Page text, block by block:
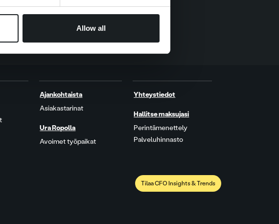
Allow all
Ajankohtaista
Asiakastarinat
Ura Ropolla
Avoimet työpaikat
Yhteystiedot
Hallitse maksujasi
Perintämenettely
Palveluhinnasto
Tilaa CFO Insights & Trends